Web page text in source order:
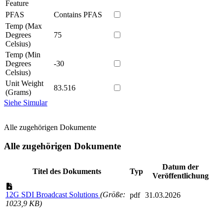
Feature
PFAS
Contains PFAS
Temp (Max
Degrees
Celsius)
75
Temp (Min
Degrees
Celsius)
-30
Unit Weight
(Grams)
83.516
Siehe Simular
Alle zugehörigen Dokumente
Alle zugehörigen Dokumente
Titel des Dokuments Typ
Datum der
Veröffentlichung
12G SDI Broadcast Solutions (Größe:
1023,9 KB)
pdf 31.03.2026